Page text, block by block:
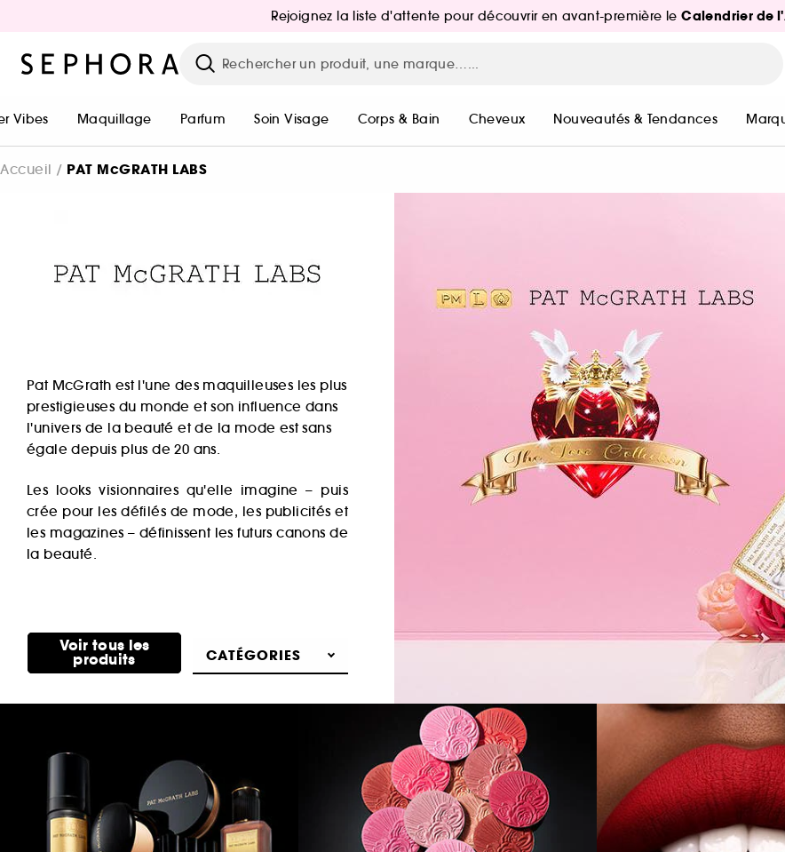
Rejoignez la liste d'attente pour découvrir en avant-première leCalendrier de
Vibes Maquillage Parfum Soin Visage Corps & Bain Cheveux Nouveautés & Tendances
Accueil PAT McGRATH LABS
Pat McGrath est l'une des maquilleuses les plus
prestigieuses du monde et son influence dans
l'univers de la beauté et de la mode est sans
égale depuis plus de 20 ans.
Les looks visionnaires qu'elle imagine – puis
crée pour les défilés de mode, les publicités et
les magazines – définissent les futurs canons de
la beauté.
Voir tous les
produits CATÉGORIES
Découvrir